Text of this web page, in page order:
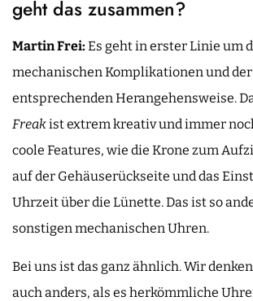
geht das zusammen?
Martin Frei: Es geht in erster Linie um
mechanischen Komplikationen und der
entsprechenden Herangehensweise.
Freakist extrem kreativ und immer
coole Features, wie die Krone zum
auf der Gehäuserückseite und das
Uhrzeit über die Lünette. Das ist so
sonstigen mechanischen Uhren.
Bei uns ist das ganz ähnlich. Wir
auch anders, als es herkömmliche